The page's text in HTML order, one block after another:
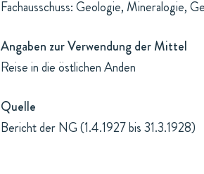
Fachausschuss: Geologie, Mineralogie,
Angaben zur Verwendung der Mittel
Reise in die östlichen Anden
Quelle
Bericht der NG (1.4.1927 bis 31.3.1928)